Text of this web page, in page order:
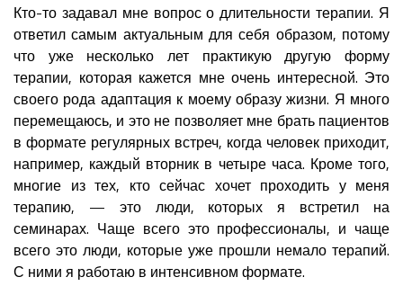
Кто-то задавал мне вопрос о длительности терапии. Я
ответил самым актуальным для себя образом, потому
что уже несколько лет практикую другую форму
терапии, которая кажется мне очень интересной. Это
своего рода адаптация к моему образу жизни. Я много
перемещаюсь, и это не позволяет мне брать пациентов
в формате регулярных встреч, когда человек приходит,
например, каждый вторник в четыре часа. Кроме того,
многие из тех, кто сейчас хочет проходить у меня
терапию, — это люди, которых я встретил на
семинарах. Чаще всего это профессионалы, и чаще
всего это люди, которые уже прошли немало терапий.
С ними я работаю в интенсивном формате.